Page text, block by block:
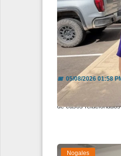
Buscan
📅05/08/2026 01:58
Hope Incorporated y
de casos
Nogales